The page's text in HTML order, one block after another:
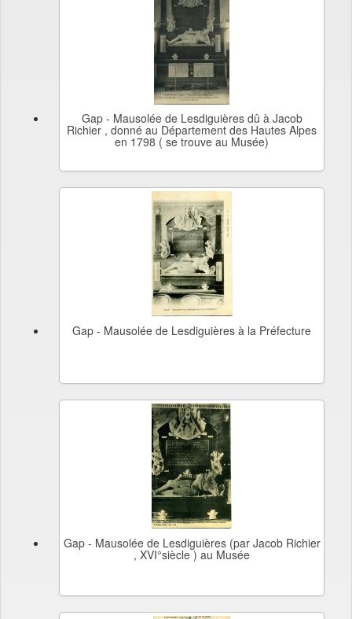
Gap - Mausolée de Lesdiguières dû à Jacob
Richier , donné au Département des Hautes Alpes
en 1798 ( se trouve au Musée)
Gap - Mausolée de Lesdiguières à la Préfecture
Gap - Mausolée de Lesdiguières (par Jacob Richier
, XVI°siècle ) au Musée